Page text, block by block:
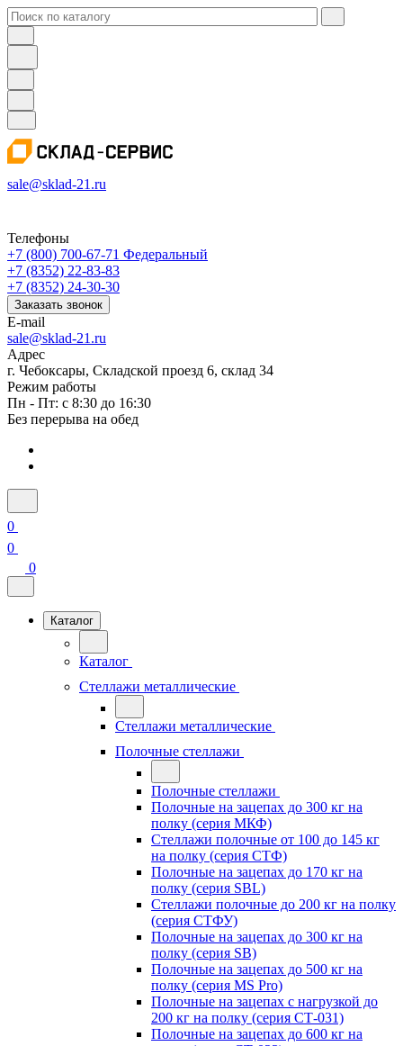
sale@sklad-21.ru
Телефоны
+7 (800) 700-67-71 Федеральный
+7 (8352) 22-83-83
+7 (8352) 24-30-30
Заказать звонок
E-mail
sale@sklad-21.ru
Адрес
г. Чебоксары, Складской проезд 6, склад 34
Режим работы
Пн - Пт: с 8:30 до 16:30
Без перерыва на обед
0
0
0
Каталог
Каталог
Стеллажи металлические
Стеллажи металлические
Полочные стеллажи
Полочные стеллажи
Полочные на зацепах до 300 кг на
полку (серия МКФ)
Стеллажи полочные от 100 до 145 кг
на полку (серия СТФ)
Полочные на зацепах до 170 кг на
полку (серия SBL)
Стеллажи полочные до 200 кг на полку
(серия СТФУ)
Полочные на зацепах до 300 кг на
полку (серия SB)
Полочные на зацепах до 500 кг на
полку (серия MS Pro)
Полочные на зацепах с нагрузкой до
200 кг на полку (серия СТ-031)
Полочные на зацепах до 600 кг на